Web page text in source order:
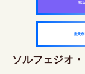
楽天
ソルフェジオ